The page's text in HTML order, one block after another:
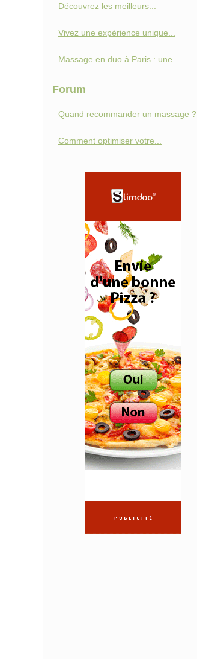
Découvrez les meilleurs...
Vivez une expérience unique...
Massage en duo à Paris : une...
Forum
Quand recommander un massage ?
Comment optimiser votre...